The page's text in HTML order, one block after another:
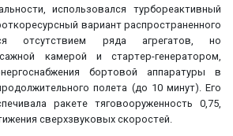
использовался турбореактивный
вариант распространенного
отсутствием ряда агрегатов, но
камерой и стартер-генератором,
бортовой аппаратуры в
полета (до 10 минут). Его
ракете тяговооруженность 0,75,
сверхзвуковых скоростей.